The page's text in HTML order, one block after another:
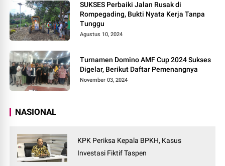
SUKSES Perbaiki Jalan Rusak di
Rompegading, Bukti Nyata Kerja Tanpa
Tunggu
Agustus 10, 2024
Turnamen Domino AMF Cup 2024 Sukses
Digelar, Berikut Daftar Pemenangnya
November 03, 2024
NASIONAL
KPK Periksa Kepala BPKH, Kasus
Investasi Fiktif Taspen